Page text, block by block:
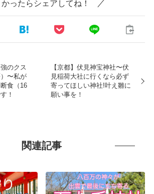
かったらシェアしてね！
のクス
〜私が
食（16
！
【京都】伏見神宝神社〜伏
見稲荷大社に行くなら必ず
寄ってほしい神社!叶え雛に
願い事を！
関連記事